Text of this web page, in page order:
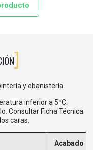
y ebanistería.
inferior a 5ºC.
Consultar Ficha Técnica.
caras.
Acabado